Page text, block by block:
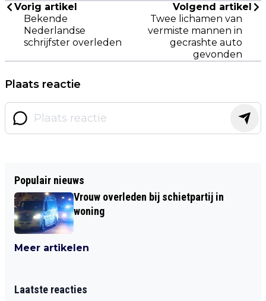
Vorig artikel
Bekende
Nederlandse
schrijfster overleden
Volgend artikel
Twee lichamen van
vermiste mannen in
gecrashte auto
gevonden
Plaats reactie
Populair nieuws
Vrouw overleden bij schietpartij in
woning
Meer artikelen
Laatste reacties